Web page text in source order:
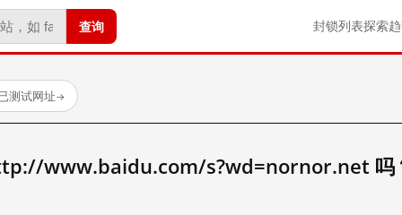
查询 封锁列表探索
测试网址→
www.baidu.com/s?wd=nornor.net 吗